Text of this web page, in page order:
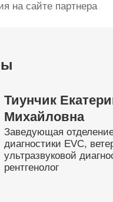
на сайте партнера
Тиунчик
Михайловна
Заведующая
диагностики EVC,
ультразвуковой
рентгенолог